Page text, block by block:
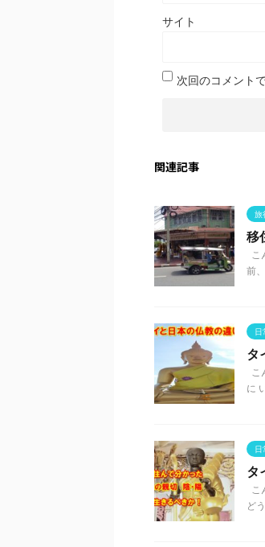
サイト
次回のコメント
関連記事
旅
移
こ
前
日
タ
こ
に
日
タ
こ
ど